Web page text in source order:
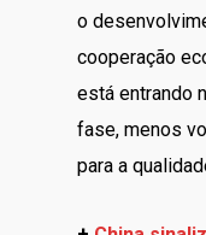
o
cooperação
está entrando
fase, menos
para a